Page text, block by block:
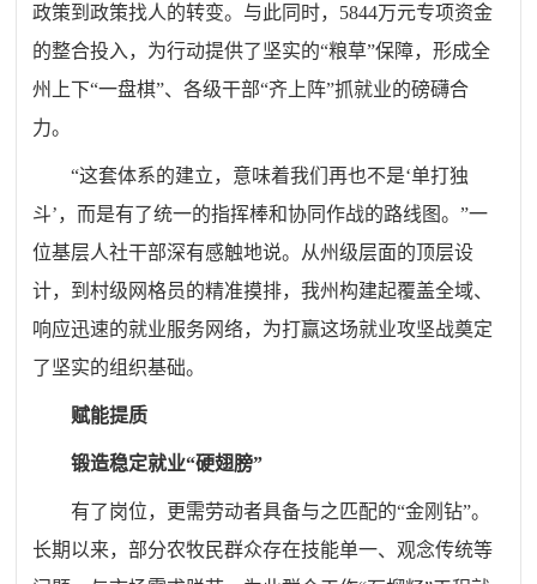
政策到政策找人的转变。与此同时，5844万元专项资金
的整合投入，为行动提供了坚实的“粮草”保障，形成全
州上下“一盘棋”、各级干部“齐上阵”抓就业的磅礴合
力。
“这套体系的建立，意味着我们再也不是‘单打独
斗’，而是有了统一的指挥棒和协同作战的路线图。”一
位基层人社干部深有感触地说。从州级层面的顶层设
计，到村级网格员的精准摸排，我州构建起覆盖全域、
响应迅速的就业服务网络，为打赢这场就业攻坚战奠定
了坚实的组织基础。
赋能提质
锻造稳定就业“硬翅膀”
有了岗位，更需劳动者具备与之匹配的“金刚钻”。
长期以来，部分农牧民群众存在技能单一、观念传统等